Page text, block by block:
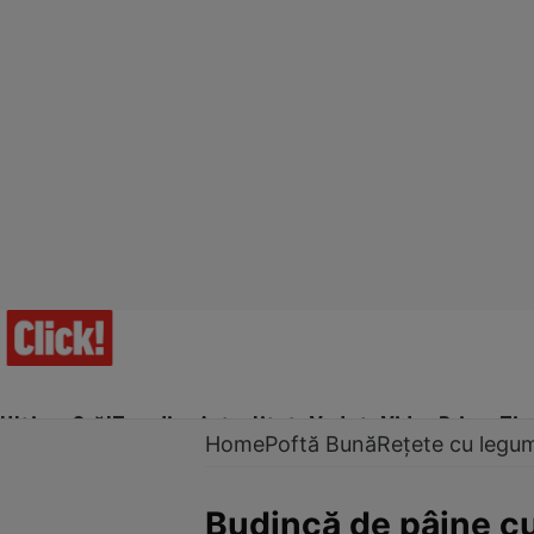
Ultima Oră!Trending Actualitate Vedete Video Prime Time
HomePoftă BunăRețete cu
Budincă de pâine